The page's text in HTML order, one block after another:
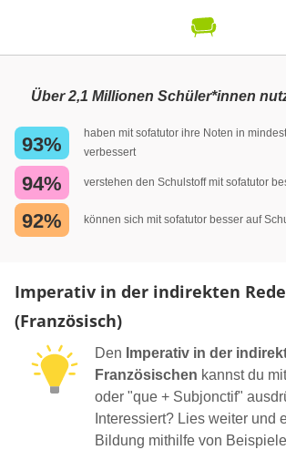
Über 2,1 Millionen Schüler*innen
93%
haben mit sofatutor ihre Noten in
verbessert
94% verstehen den Schulstoff mit sofatutor
92% können sich mit sofatutor besser auf
Imperativ in der indirekten Rede
(Französisch)
Den Imperativ in der
Französischen kannst du
oder "que + Subjonctif"
Interessiert? Lies weiter und
Bildung mithilfe von